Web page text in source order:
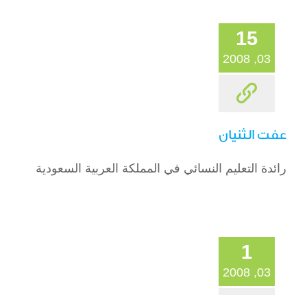
15
03, 2008
عفت الثنيان
رائدة التعليم النسائي في المملكة العربية السعودية
1
03, 2008